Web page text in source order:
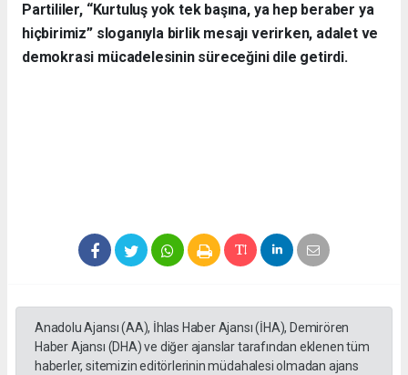
Partililer, “Kurtuluş yok tek başına, ya hep beraber ya
hiçbirimiz” sloganıyla birlik mesajı verirken, adalet ve
demokrasi mücadelesinin süreceğini dile getirdi.
Anadolu Ajansı (AA), İhlas Haber Ajansı (İHA), Demirören
Haber Ajansı (DHA) ve diğer ajanslar tarafından eklenen tüm
haberler, sitemizin editörlerinin müdahalesi olmadan ajans